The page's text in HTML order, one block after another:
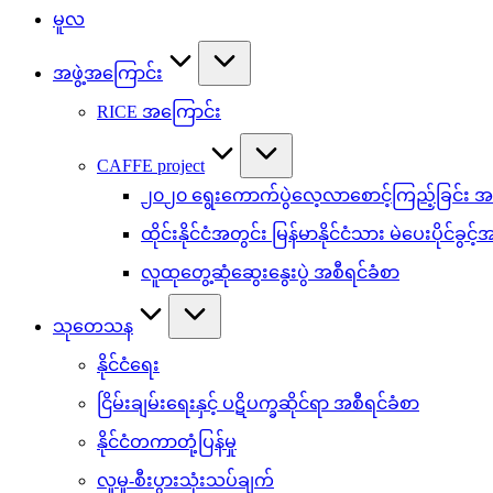
မူလ
အဖွဲ့အကြောင်း
RICE အကြောင်း
CAFFE project
၂၀၂၀ ရွေးကောက်ပွဲလေ့လာစောင့်ကြည့်ခြင်း
ထိုင်းနိုင်ငံအတွင်း မြန်မာနိုင်ငံသား မဲပေးပိုင်ခွင့်
လူထုတွေ့ဆုံဆွေးနွေးပွဲ အစီရင်ခံစာ
သုတေသန
နိုင်ငံရေး
ငြိမ်းချမ်းရေးနှင့် ပဋိပက္ခဆိုင်ရာ အစီရင်ခံစာ
နိုင်ငံတကာတုံ့ပြန်မှု
လူမှု-စီးပွားသုံးသပ်ချက်